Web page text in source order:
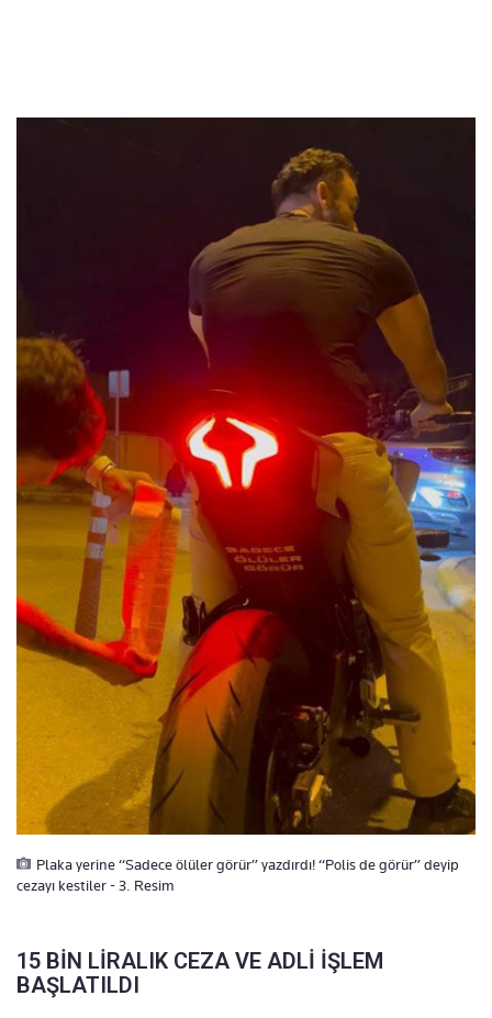
Plaka yerine “Sadece ölüler görür” yazdırdı! “Polis de görür” deyip
cezayı kestiler - 3. Resim
15 BİN LİRALIK CEZA VE ADLİ İŞLEM
BAŞLATILDI